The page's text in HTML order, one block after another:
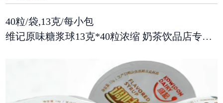
40粒/袋,13克/每小包
维记原味糖浆球13克*40粒浓缩 奶茶饮品店专用